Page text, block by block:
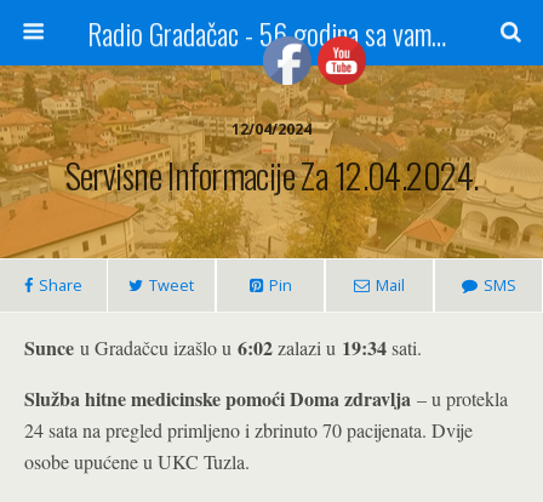
Radio Gradačac - 56 godina sa vama...
12/04/2024
Servisne Informacije Za 12.04.2024.
Share Tweet Pin Mail SMS
Sunce u Gradačcu izašlo u 6:02zalazi u 19:34sati.
Služba hitne medicinske pomoći Doma zdravlja – u protekla
24 sata na pregled primljeno i zbrinuto 70 pacijenata. Dvije
osobe upućene u UKC Tuzla.